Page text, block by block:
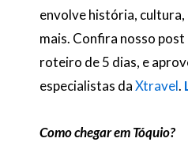
envolve história,
mais. Confira nosso post
roteiro de 5 dias, e
especialistas daXtravel.
Como chegar em Tóquio?